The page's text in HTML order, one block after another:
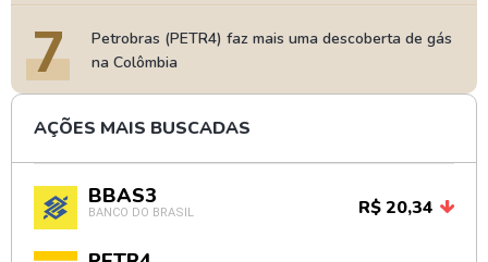
7
Petrobras (PETR4) faz mais uma descoberta de gás
na Colômbia
AÇÕES MAIS BUSCADAS
BBAS3
BANCO DO BRASIL R$ 20,34